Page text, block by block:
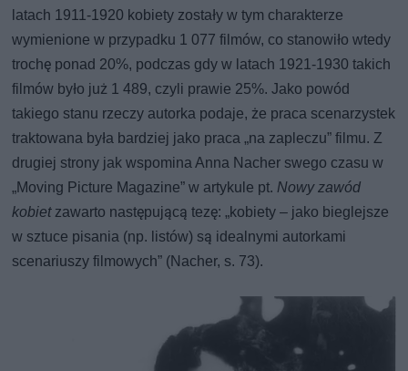
latach 1911-1920 kobiety zostały w tym charakterze
wymienione w przypadku 1 077 filmów, co stanowiło wtedy
trochę ponad 20%, podczas gdy w latach 1921-1930 takich
filmów było już 1 489, czyli prawie 25%. Jako powód
takiego stanu rzeczy autorka podaje, że praca scenarzystek
traktowana była bardziej jako praca „na zapleczu” filmu. Z
drugiej strony jak wspomina Anna Nacher swego czasu w
„Moving Picture Magazine” w artykule pt.Nowy zawód
kobietzawarto następującą tezę: „kobiety – jako bieglejsze
w sztuce pisania (np. listów) są idealnymi autorkami
scenariuszy filmowych” (Nacher, s. 73).